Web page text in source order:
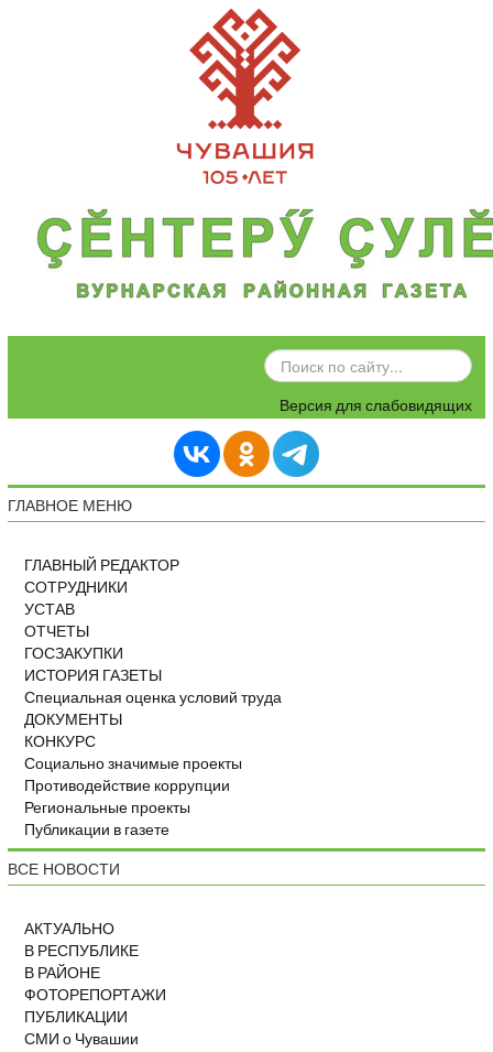
ИСКАТЬ...
Версия для слабовидящих
ГЛАВНОЕ МЕНЮ
ГЛАВНЫЙ РЕДАКТОР
СОТРУДНИКИ
УСТАВ
ОТЧЕТЫ
ГОСЗАКУПКИ
ИСТОРИЯ ГАЗЕТЫ
Специальная оценка условий труда
ДОКУМЕНТЫ
КОНКУРС
Социально значимые проекты
Противодействие коррупции
Региональные проекты
Публикации в газете
ВСЕ НОВОСТИ
АКТУАЛЬНО
В РЕСПУБЛИКЕ
В РАЙОНЕ
ФОТОРЕПОРТАЖИ
ПУБЛИКАЦИИ
СМИ о Чувашии